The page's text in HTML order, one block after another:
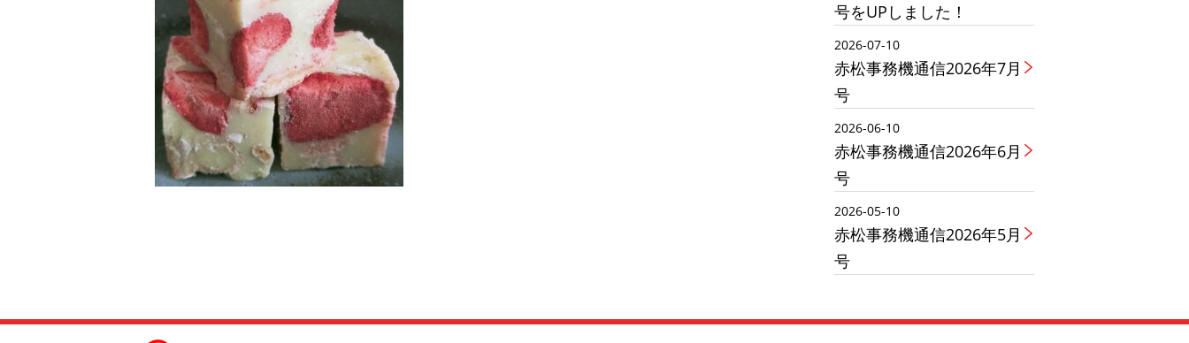
号をUPしました！
2026-07-10
赤松事務機通信2026年7月
号
2026-06-10
赤松事務機通信2026年6月
号
2026-05-10
赤松事務機通信2026年5月
号